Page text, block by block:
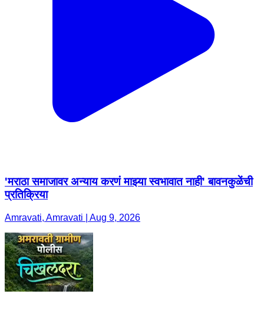
'मराठा समाजावर अन्याय करणं माझ्या स्वभावात नाही' बावनकुळेंची
प्रतिक्रिया
Amravati, Amravati | Aug 9, 2026